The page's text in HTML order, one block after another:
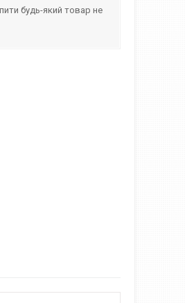
будь-який товар не